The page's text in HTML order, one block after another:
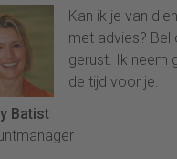
Kan ik je van
met advies? Bel
gerust. Ik neem
de tijd voor je.
Batist